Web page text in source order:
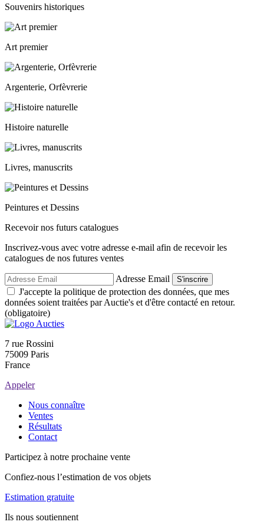
Souvenirs historiques
Art premier
Argenterie, Orfèvrerie
Histoire naturelle
Livres, manuscrits
Peintures et Dessins
Recevoir nos futurs catalogues
Inscrivez-vous avec votre adresse e-mail afin de recevoir les
catalogues de nos futures ventes
Adresse Email S'inscrire
J'accepte la politique de protection des données, que mes
données soient traitées par Auctie's et d'être contacté en retour.
(obligatoire)
7 rue Rossini
75009 Paris
France
Appeler
Nous connaître
Ventes
Résultats
Contact
Participez à notre prochaine vente
Confiez-nous l’estimation de vos objets
Estimation gratuite
Ils nous soutiennent